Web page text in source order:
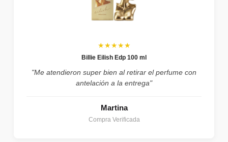
★★★★★
Billie Eilish Edp 100 ml
"Me atendieron super bien al retirar el perfume con
antelación a la entrega"
Martina
Compra Verificada